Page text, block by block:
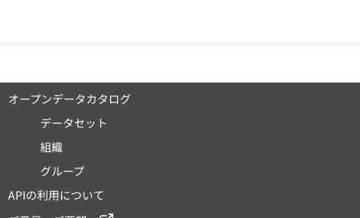
オープンデータカタログ
データセット
組織
グループ
APIの利用について